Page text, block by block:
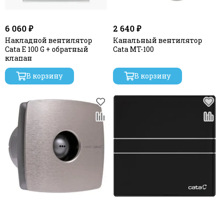
6 060 ₽
Накладной вентилятор
Cata E 100 G + обратный
клапан
В корзину
2 640 ₽
Канальный вентилятор
Cata MT-100
В корзину